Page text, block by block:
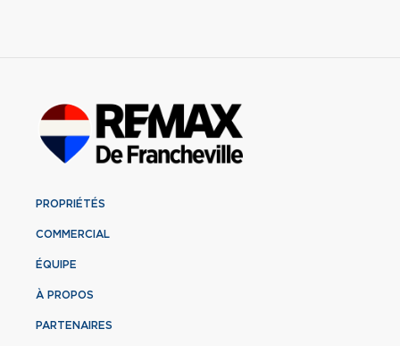
PROPRIÉTÉS
COMMERCIAL
ÉQUIPE
À PROPOS
PARTENAIRES